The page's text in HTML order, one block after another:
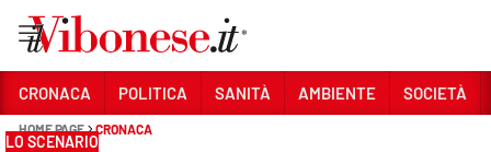
Sezioni
CRONACA POLITICA SANITÀ AMBIENTE SOCIETÀ
HOME PAGE CRONACA
LO SCENARIO